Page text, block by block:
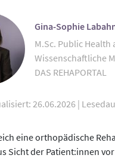
Gina-Sophie
M.Sc. Public
Wissenschaftliche
DAS REHAPORTAL
26.06.2026 |
eine orthopädische
Sicht der Patient:innen